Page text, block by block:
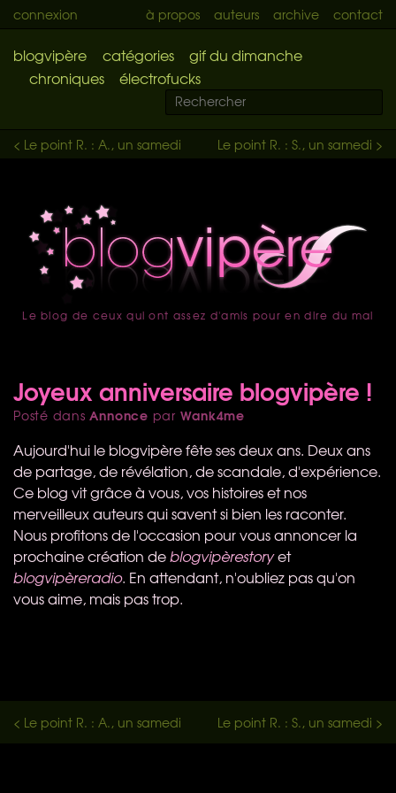
connexion à propos auteurs archive contact
blogvipère catégories
gif du dimanche
chroniques
électrofucks
Le point R. : S., un samedi >
< Le point R. : A., un samedi
accueil
Le blog de ceux qui ont assez d'amis pour en dire du mal
Joyeux anniversaire blogvipère !
Posté dansAnnonce par Wank4me
Aujourd'hui le blogvipère fête ses deux ans. Deux ans
de partage, de révélation, de scandale, d'expérience.
Ce blog vit grâce à vous, vos histoires et nos
merveilleux auteurs qui savent si bien les raconter.
Nous profitons de l'occasion pour vous annoncer la
prochaine création deblogvipèrestoryet
blogvipèreradio. En attendant, n'oubliez pas qu'on
vous aime, mais pas trop.
Le point R. : S., un samedi >
< Le point R. : A., un samedi